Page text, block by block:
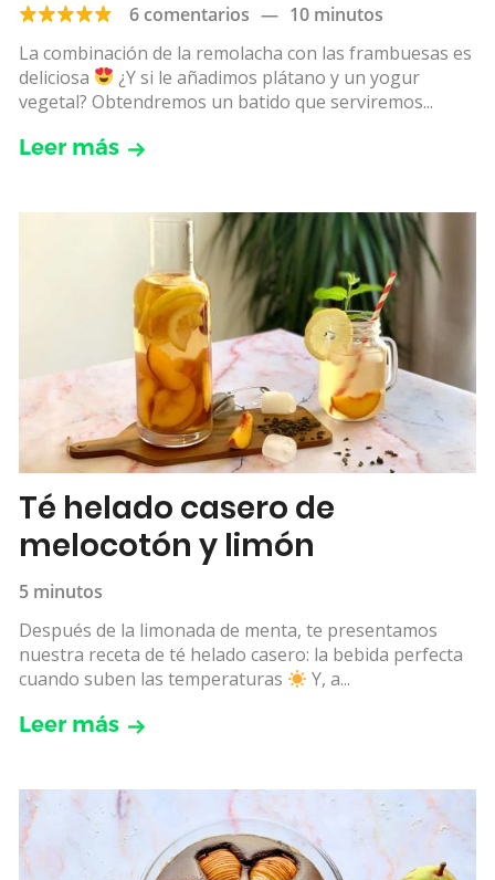
6 comentarios — 10 minutos
La combinación de la remolacha con las frambuesas es
deliciosa
¿Y si le añadimos plátano y un yogur
vegetal? Obtendremos un batido que serviremos...
Leer más
Té helado casero de
melocotón y limón
5 minutos
Después de la limonada de menta, te presentamos
nuestra receta de té helado casero: la bebida perfecta
cuando suben las temperaturas
Y, a...
Leer más